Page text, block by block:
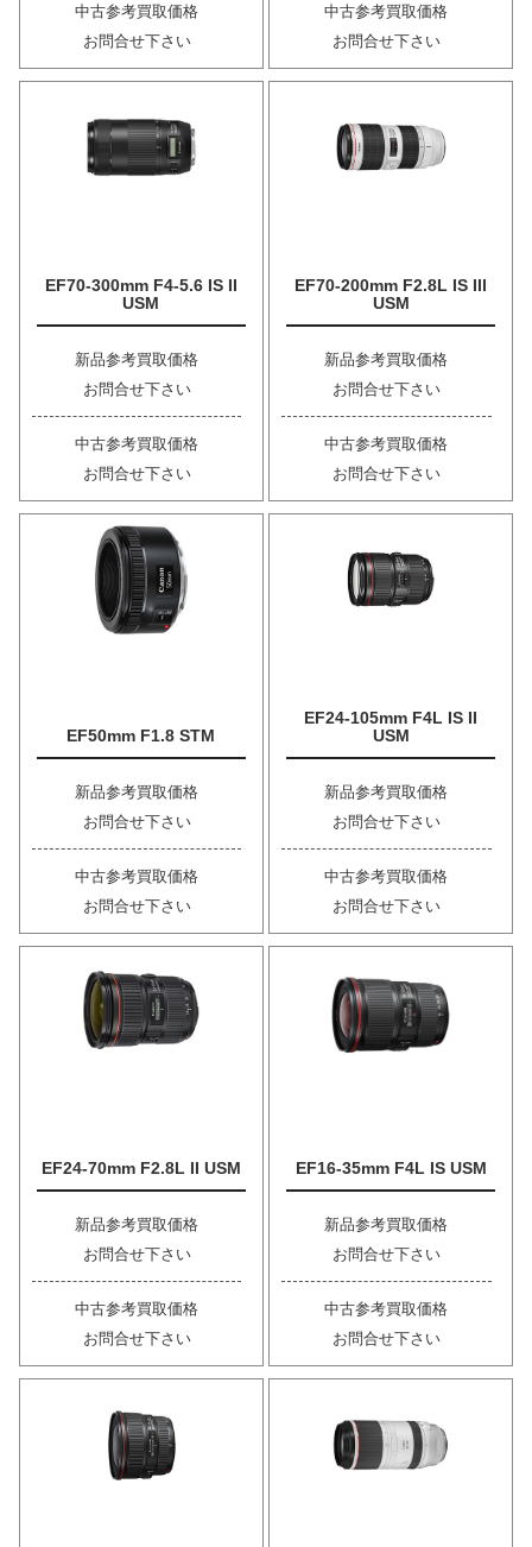
中古参考買取価格
お問合せ下さい
中古参考買取価格
お問合せ下さい
EF70-300mm F4-5.6 IS II
USM
新品参考買取価格
お問合せ下さい
中古参考買取価格
お問合せ下さい
EF70-200mm F2.8L IS III
USM
新品参考買取価格
お問合せ下さい
中古参考買取価格
お問合せ下さい
EF50mm F1.8 STM
新品参考買取価格
お問合せ下さい
中古参考買取価格
お問合せ下さい
EF24-105mm F4L IS II
USM
新品参考買取価格
お問合せ下さい
中古参考買取価格
お問合せ下さい
EF24-70mm F2.8L II USM
新品参考買取価格
お問合せ下さい
中古参考買取価格
お問合せ下さい
EF16-35mm F4L IS USM
新品参考買取価格
お問合せ下さい
中古参考買取価格
お問合せ下さい